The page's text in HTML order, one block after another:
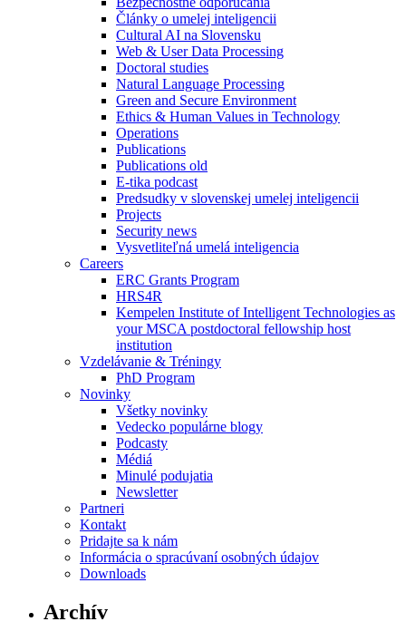
Články o umelej inteligencii
Cultural AI na Slovensku
Web & User Data Processing
Doctoral studies
Natural Language Processing
Green and Secure Environment
Ethics & Human Values in Technology
Operations
Publications
Publications old
E-tika podcast
Predsudky v slovenskej umelej inteligencii
Projects
Security news
Vysvetliteľná umelá inteligencia
Careers
ERC Grants Program
HRS4R
Kempelen Institute of Intelligent Technologies as
your MSCA postdoctoral fellowship host
institution
Vzdelávanie & Tréningy
PhD Program
Novinky
Všetky novinky
Vedecko populárne blogy
Podcasty
Médiá
Minulé podujatia
Newsletter
Partneri
Kontakt
Pridajte sa k nám
Informácia o spracúvaní osobných údajov
Downloads
Archív